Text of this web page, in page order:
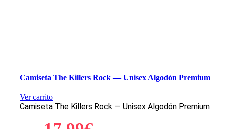
Camiseta The Killers Rock — Unisex Algodón Premium
Ver carrito
Camiseta The Killers Rock — Unisex Algodón Premium
El